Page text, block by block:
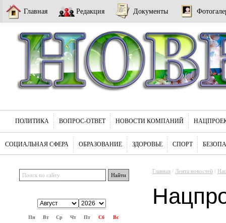
Главная Редакция Документы
ПОЛИТИКА ВОПРОС-ОТВЕТ НОВОСТИ КОМПАНИЙ
СОЦИАЛЬНАЯ СФЕРА ОБРАЗОВАНИЕ ЗДОРОВЬЕ СПОРТ
Пн Вт Ср Чт Пт Сб Вс
Главная / Лента новостей /